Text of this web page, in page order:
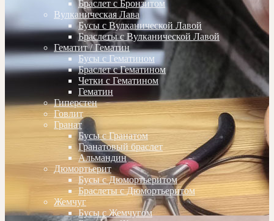
Браслет с Бронзитом
Вулканическая Лава
Бусы с Вулканической Лавой
Браслеты с Вулканической Лавой
Гематит / Гематин
Бусы с Гематином
Браслет с Гематином
Четки с Гематином
Гематин
Гиперстен
Говлит
Гранат
Бусы с Гранатом
Гранатовый браслет
Альмандин
Дюмортьерит
Бусы с Дюмортьеритом
Браслеты с Дюмортьеритом
Жемчуг
Бусы с Жемчугом